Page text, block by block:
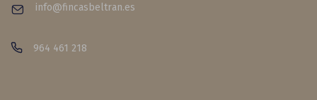
info@fincasbeltran.es
964 461 218